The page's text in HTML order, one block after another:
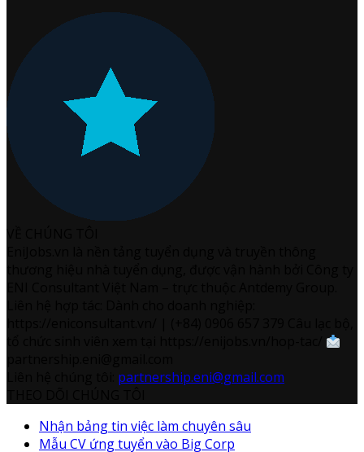
partnership.eni@gmail.com
Nhận bảng tin việc làm chuyên sâu
Mẫu CV ứng tuyển vào Big Corp